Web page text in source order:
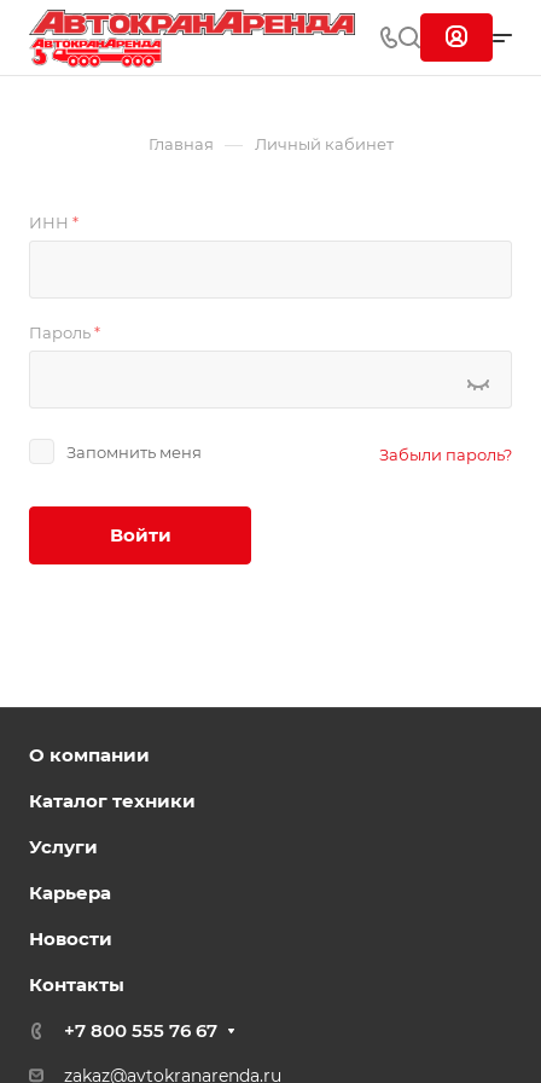
Главная — Личный кабинет
ИНН *
Пароль*
Запомнить меня Забыли пароль?
Войти
О компании
Каталог техники
Услуги
Карьера
Новости
Контакты
+7 800 555 76 67
zakaz@avtokranarenda.ru